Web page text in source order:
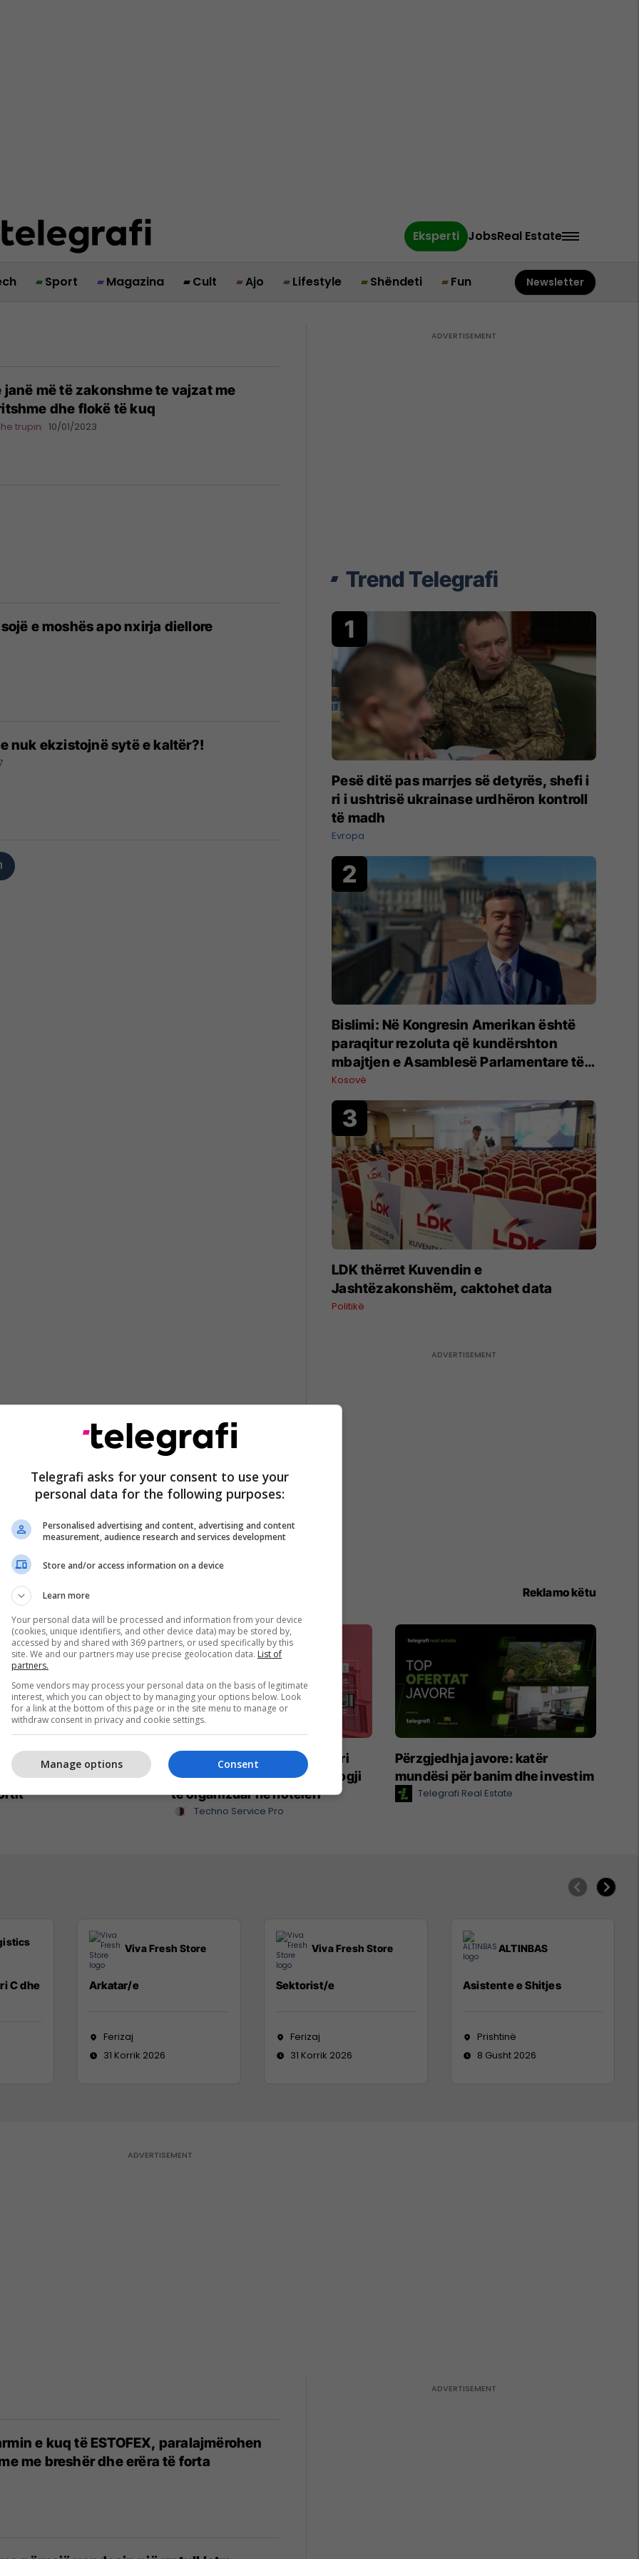
Eksperti JobsReal Estate
Sport Magazina Cult Ajo Lifestyle Shëndeti Fun Newsletter
më të zakonshme te vajzat me
dhe flokë të kuq
trupin 10/01/2023
e moshës apo nxirja diellore
nuk ekzistojnë sytë e kaltër?!
1
Trend Telegrafi
Pesë ditë pas marrjes së detyrës, shefi i
ri i ushtrisë ukrainase urdhëron kontroll
të madh
Evropa
Bislimi: Në Kongresin Amerikan është
paraqitur rezoluta që kundërshton
mbajtjen e Asamblesë Parlamentare të
OSBE-së në Beograd
Kosovë
LDK thërret Kuvendin e
Jashtëzakonshëm, caktohet data
Politikë
Reklamo këtu
e vendos
në ekranet digjitale
Techno Service Pro – partneri
juaj i besueshëm për teknologji
të organizuar në hoteleri
Techno Service Pro
Përzgjedhja javore: katër
mundësi për banim dhe investim
Telegrafi Real Estate
C dhe
Viva Fresh Store
Arkatar/e
Ferizaj
31 Korrik 2026
Viva Fresh Store
Sektorist/e
Ferizaj
31 Korrik 2026
ALTINBAS
Asistente e Shitjes
Prishtinë
8 Gusht 2026
e kuq të ESTOFEX, paralajmërohen
me breshër dhe erëra të forta
Telegrafi asks for your consent to use your
personal data for the following purposes:
Personalised advertising and content, advertising and content
measurement, audience research and services development
Store and/or access information on a device
Learn more
Your personal data will be processed and information from your device
(cookies, unique identifiers, and other device data) may be stored by,
accessed by and shared with 369 partners, or used specifically by this
site. We and our partners may use precise geolocation data. List of
partners.
Some vendors may process your personal data on the basis of legitimate
interest, which you can object to by managing your options below. Look
for a link at the bottom of this page or in the site menu to manage or
withdraw consent in privacy and cookie settings.
Consent
Manage options